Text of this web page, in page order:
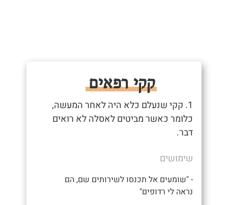
קקי רפאים
1. קקי שנעלם כלא היה לאחר המעשה,
כלומר כאשר מביטים לאסלה לא רואים
דבר.
שימושים
- "שומעים אל תכנסו לשירותים שם, הם
נראה לי רדופים"